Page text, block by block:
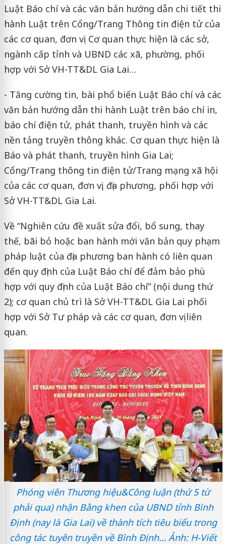
Luật Báo chí và các văn bản hướng dẫn chi tiết thi
hành Luật trên Cổng/Trang Thông tin điện tử của
các cơ quan, đơn vị. Cơ quan thực hiện là các sở,
ngành cấp tỉnh và UBND các xã, phường, phối
hợp với Sở VH-TT&DL Gia Lai…
- Tăng cường tin, bài phổ biến Luật Báo chí và các
văn bản hướng dẫn thi hành Luật trên báo chí in,
báo chí điện tử, phát thanh, truyền hình và các
nền tảng truyền thông khác. Cơ quan thực hiện là
Báo và phát thanh, truyền hình Gia Lai;
Cổng/Trang thông tin điện tử/Trang mạng xã hội
của các cơ quan, đơn vị, địa phương, phối hợp với
Sở VH-TT&DL Gia Lai.
Về “Nghiên cứu đề xuất sửa đổi, bổ sung, thay
thế, bãi bỏ hoặc ban hành mới văn bản quy phạm
pháp luật của địa phương ban hành có liên quan
đến quy định của Luật Báo chí để đảm bảo phù
hợp với quy định của Luật Báo chí” (nội dung thứ
2); cơ quan chủ trì là Sở VH-TT&DL Gia Lai phối
hợp với Sở Tư pháp và các cơ quan, đơn vị liên
quan.
Phóng viên Thương hiệu&Công luận (thứ 5 từ
phải qua) nhận Bằng khen của UBND tỉnh Bình
Định (nay là Gia Lai) về thành tích tiêu biểu trong
công tác tuyên truyền về Bình Định… Ảnh: H-Viết